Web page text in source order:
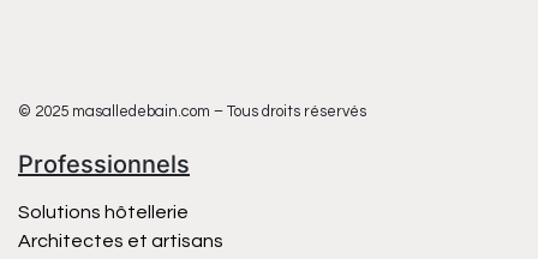
© 2025 masalledebain.com – Tous droits réservés
Professionnels
Solutions hôtellerie
Architectes et artisans